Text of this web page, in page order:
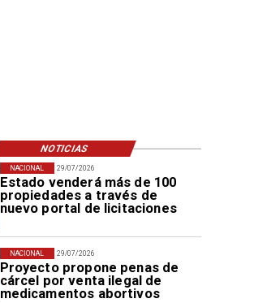
29/07/2026
Estado venderá más de 100
propiedades a través de
nuevo portal de licitaciones
NACIONAL
29/07/2026
Proyecto propone penas de
cárcel por venta ilegal de
medicamentos abortivos
NACIONAL
NOTICIAS